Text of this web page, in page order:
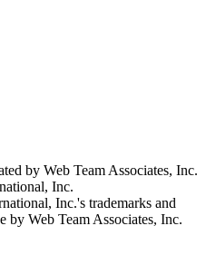
by Web Team Associates, Inc.
Inc.
Inc.'s trademarks and
by Web Team Associates, Inc.